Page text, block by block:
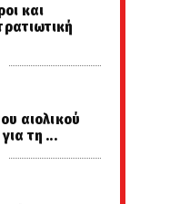
και
αιολικού
τη ...